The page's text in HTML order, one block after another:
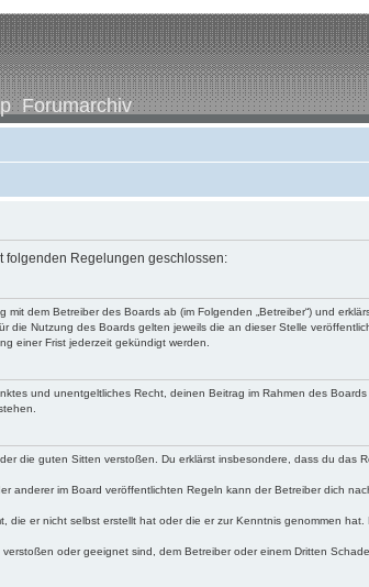
Forumarchiv
folgenden Regelungen geschlossen:
dem Betreiber des Boards ab (im Folgenden „Betreiber“) und
Nutzung des Boards gelten jeweils die an dieser Stelle
einer Frist jederzeit gekündigt werden.
und unentgeltliches Recht, deinen Beitrag im Rahmen des Boards
die guten Sitten verstoßen. Du erklärst insbesondere, dass du das
im Board veröffentlichten Regeln kann der Betreiber dich
er nicht selbst erstellt hat oder die er zur Kenntnis genommen
oder geeignet sind, dem Betreiber oder einem Dritten